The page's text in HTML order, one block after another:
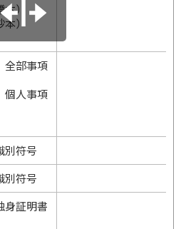
）
本）
全部事項
個人事項
別符号
別符号
身証明書